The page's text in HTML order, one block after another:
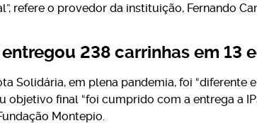
refere o provedor da instituição, Fernando
238 carrinhas em 13
Solidária, em plena pandemia, foi
objetivo final “foi cumprido com a entrega a
Montepio.